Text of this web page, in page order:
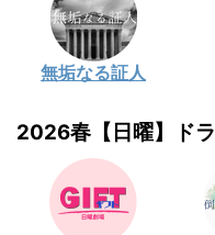
無垢なる証人
2026春【日曜】ド